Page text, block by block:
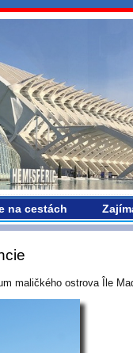
na cestách
maličkého ostrova Île